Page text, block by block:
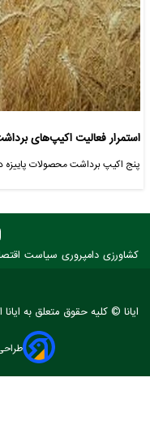
استمرار فعالیت اکیپ‌های
پنج اکیپ برداشت محصولات پاییزه
کشاورزی دامپروری سیاست
ایانا © کلیه حقوق متعلق به